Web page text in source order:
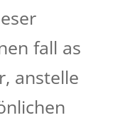
fall as
anstelle